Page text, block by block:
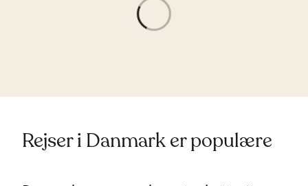
Rejser i Danmark er populære